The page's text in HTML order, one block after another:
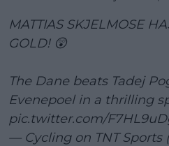
MATTIAS SKJELMOSE
GOLD! 😲
The Dane beats Tadej
Evenepoel in a thrilling
pic.twitter.com/
— Cycling on TNT Sports